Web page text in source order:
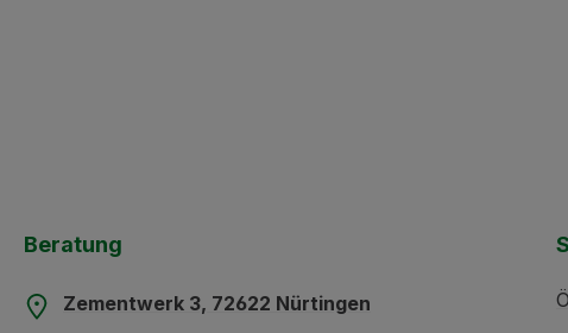
Beratung
Zementwerk 3, 72622 Nürtingen